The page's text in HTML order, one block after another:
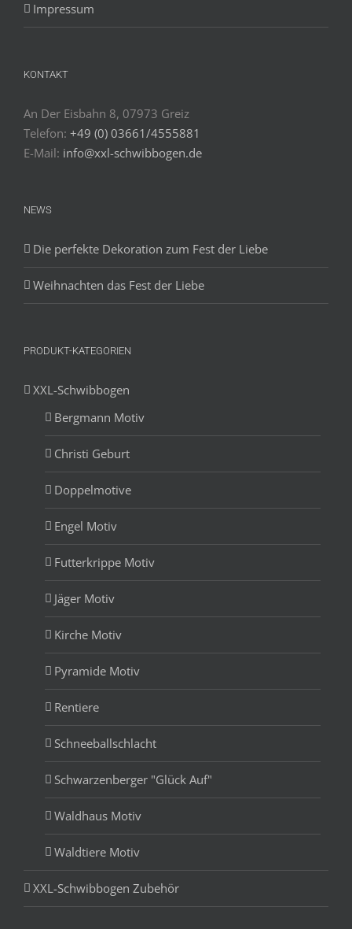
Impressum
KONTAKT
An Der Eisbahn 8, 07973 Greiz
Telefon: +49 (0) 03661/4555881
E-Mail: info@xxl-schwibbogen.de
NEWS
Die perfekte Dekoration zum Fest der Liebe
Weihnachten das Fest der Liebe
PRODUKT-KATEGORIEN
XXL-Schwibbogen
Bergmann Motiv
Christi Geburt
Doppelmotive
Engel Motiv
Futterkrippe Motiv
Jäger Motiv
Kirche Motiv
Pyramide Motiv
Rentiere
Schneeballschlacht
Schwarzenberger "Glück Auf"
Waldhaus Motiv
Waldtiere Motiv
XXL-Schwibbogen Zubehör